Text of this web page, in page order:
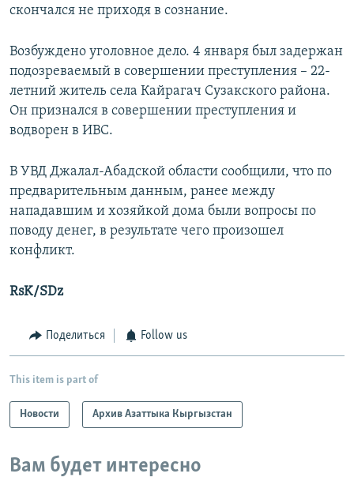
скончался не приходя в сознание.
Возбуждено уголовное дело. 4 января был задержан
подозреваемый в совершении преступления – 22-
летний житель села Кайрагач Сузакского района.
Он признался в совершении преступления и
водворен в ИВС.
В УВД Джалал-Абадской области сообщили, что по
предварительным данным, ранее между
нападавшим и хозяйкой дома были вопросы по
поводу денег, в результате чего произошел
конфликт.
RsK/SDz
Поделиться Follow us
This item is part of
Новости Архив Азаттыка Кыргызстан
Вам будет интересно